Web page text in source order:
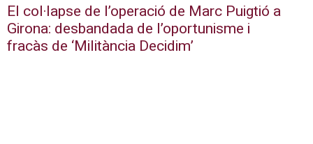
El col·lapse de l’operació de Marc Puigtió a
Girona: desbandada de l’oportunisme i
fracàs de ‘Militància Decidim’